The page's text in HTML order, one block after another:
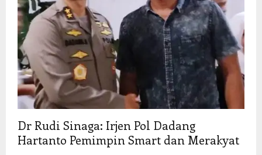
Dr Rudi Sinaga: Irjen Pol Dadang
Hartanto Pemimpin Smart dan Merakyat